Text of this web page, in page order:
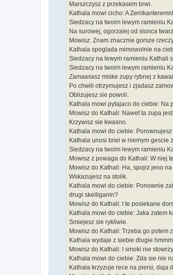
Marszczysz z przekasem brwi.
Kathala mowi cicho: A
Siedzacy na twoim lewym ramieniu
Na surowej, ogorzalej od slonca
Mowisz: Znam znacznie gorsze
Kathala spoglada mimowolnie na
Siedzacy na lewym ramieniu Kathali
Siedzacy na twoim lewym ramieniu
Zamawiasz miske zupy rybnej z
Po chwili otrzymujesz i zjadasz
Oblizujesz sie powoli.
Kathala mowi pytajaco do ciebie: Na
Mowisz do Kathali: Nawet ta zupa
Krzywisz sie kwasno.
Kathala mowi do ciebie:
Kathala unosi brwi w niemym gescie
Siedzacy na twoim lewym ramieniu
Mowisz z powaga do Kathali: W niej
Mowisz do Kathali: Ha, spojrz jeno
Wskazujesz na stolik.
Kathala mowi do ciebie: Ponownie
drugi skelliganin?
Mowisz do Kathali: I te posiekane
Kathala mowi do ciebie: Jaka zatem
Smiejesz sie rykliwie.
Mowisz do Kathali: Trzeba go potem
Kathala wydaje z siebie dlugie
Mowisz do Kathali: I smoki nie
Kathala mowi do ciebie: Zda sie nie
Kathala krzyzuje rece na piersi, daja